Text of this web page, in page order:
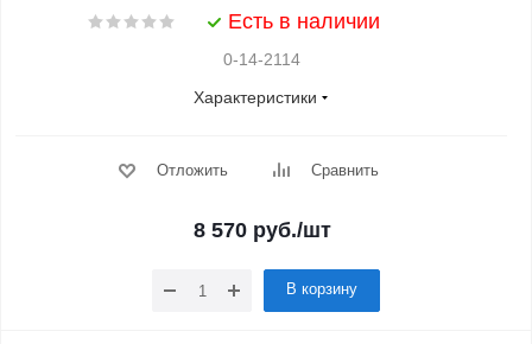
Есть в наличии
0-14-2114
Характеристики
Отложить Сравнить
8 570руб./шт
В корзину